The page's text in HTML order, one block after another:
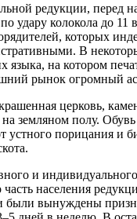
редукции, перед
удару колокола до
которых
В
языка, на котором
рынок огромный
церковь,
земляном полу.
устного порицания
и
населения
были вынуждены